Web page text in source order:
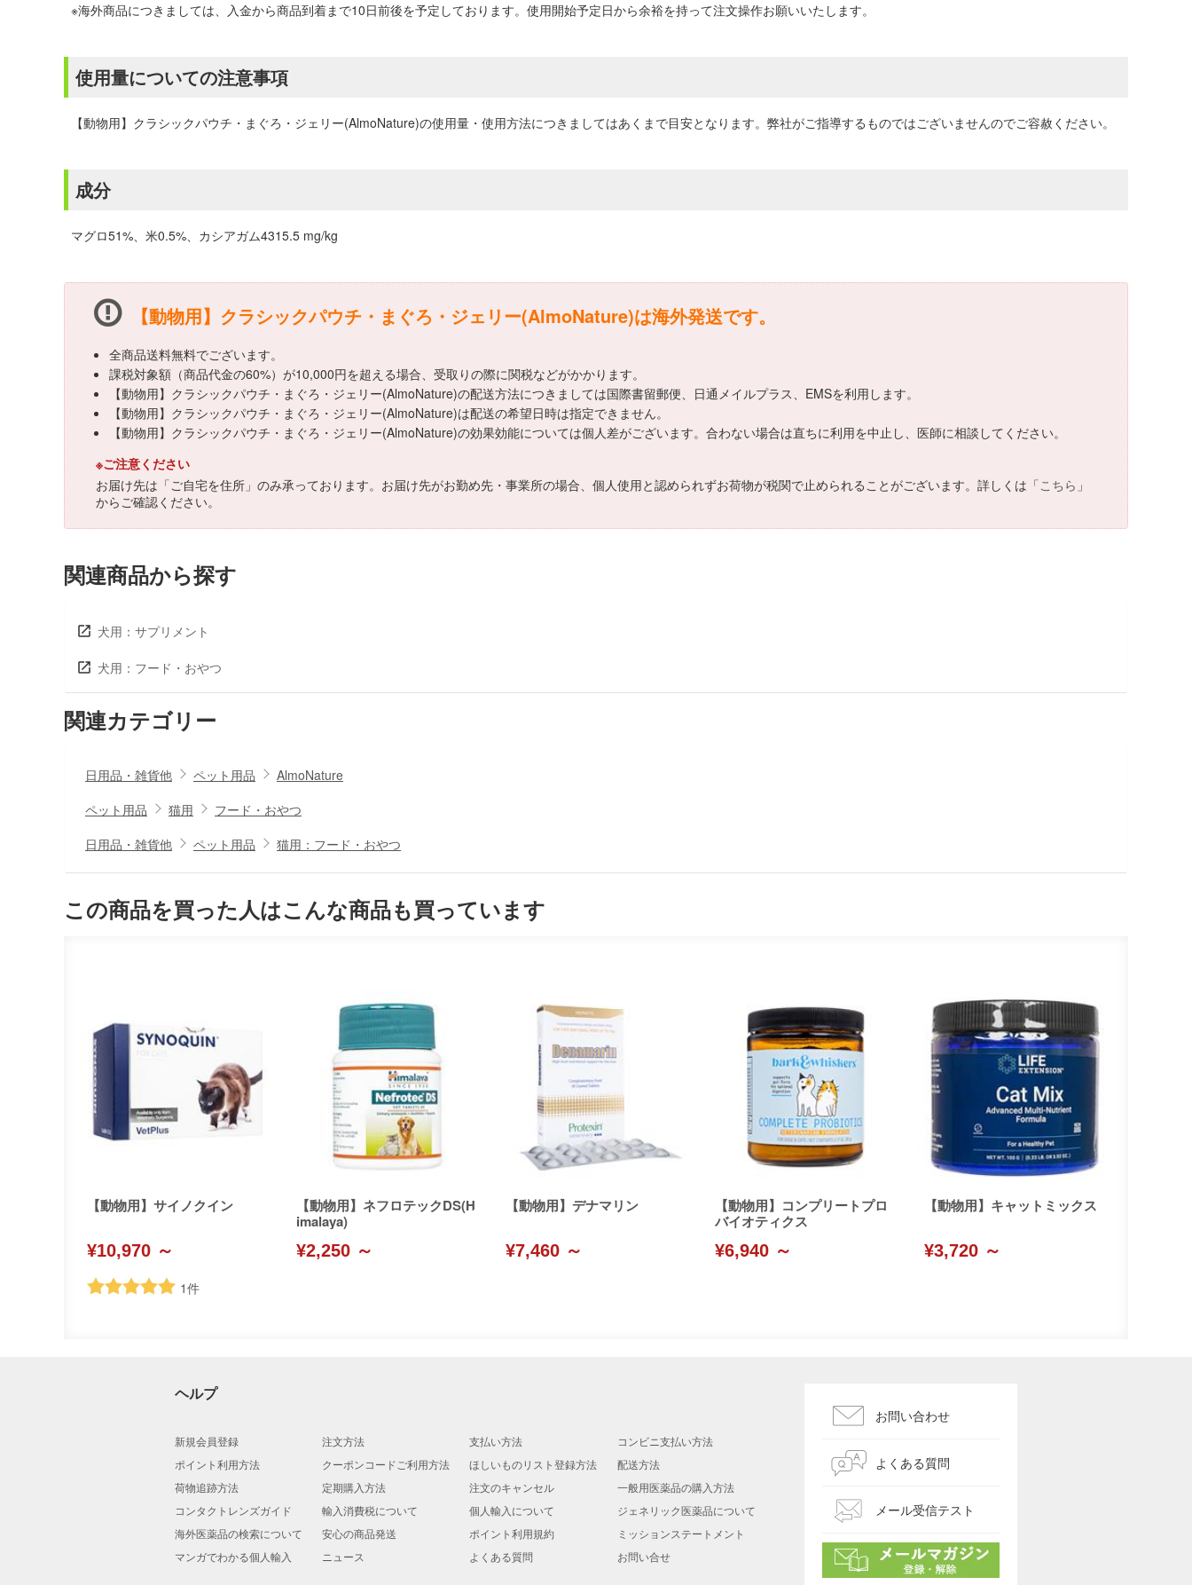
※海外商品につきましては、入金から商品到着まで10日前後を予定しております。使用開始予定日から余裕を持って注文操作お願いいたします。
使用量についての注意事項
【動物用】クラシックパウチ・まぐろ・ジェリー(AlmoNature)の使用量・使用方法につきましてはあくまで目安となります。弊社がご指導するものではございませんのでご容赦ください。
成分
マグロ51%、米0.5%、カシアガム4315.5 mg/kg
【動物用】クラシックパウチ・まぐろ・ジェリー(AlmoNature)は海外発送です。
全商品送料無料でございます。
課税対象額（商品代金の60%）が10,000円を超える場合、受取りの際に関税などがかかります。
【動物用】クラシックパウチ・まぐろ・ジェリー(AlmoNature)の配送方法につきましては国際書留郵便、日通メイルプラス、EMSを利用します。
【動物用】クラシックパウチ・まぐろ・ジェリー(AlmoNature)は配送の希望日時は指定できません。
【動物用】クラシックパウチ・まぐろ・ジェリー(AlmoNature)の効果効能については個人差がございます。合わない場合は直ちに利用を中止し、医師に相談してください。
※ご注意ください
お届け先は「ご自宅を住所」のみ承っております。お届け先がお勤め先・事業所の場合、個人使用と認められずお荷物が税関で止められることがございます。詳しくは「こちら 」
からご確認ください。
関連商品から探す
犬用：サプリメント
犬用：フード・おやつ
関連カテゴリー
日用品・雑貨他 ペット用品
AlmoNature
ペット用品
猫用
フード・おやつ
日用品・雑貨他
ペット用品 猫用：フード・おやつ
この商品を買った人はこんな商品も買っています
【動物用】サイノクイン
¥10,970 ～
1件
【動物用】ネフロテックDS(H
imalaya)
¥2,250 ～
【動物用】デナマリン
¥7,460 ～
【動物用】コンプリートプロ
バイオティクス
¥6,940 ～
【動物用】キャットミックス
¥3,720 ～
ヘルプ
新規会員登録 注文方法 支払い方法
コンビニ支払い方法
ポイント利用方法
クーポンコードご利用方法 ほしいものリスト登録方法
配送方法
荷物追跡方法
定期購入方法 注文のキャンセル
一般用医薬品の購入方法
コンタクトレンズガイド
輸入消費税について 個人輸入について
ジェネリック医薬品について
海外医薬品の検索について
安心の商品発送 ポイント利用規約
ミッションステートメント
マンガでわかる個人輸入
ニュース よくある質問 お問い合せ
お問い合わせ
よくある質問
メール受信テスト